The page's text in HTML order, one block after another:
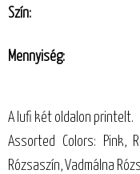
Szín:
Mennyiség:
A lufi két oldalon printelt.
Assorted Colors: Pink,
Rózsaszín, Vadmálna